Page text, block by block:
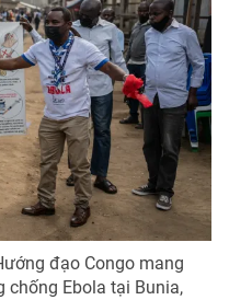
mình bằng AI
đạo Congo mang
chống Ebola tại Bunia,